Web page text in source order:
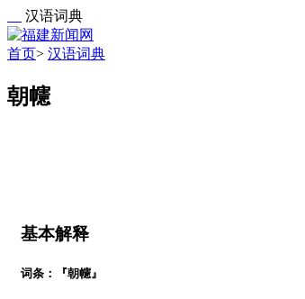
汉语词典
首页> 汉语词典
朝幰
基本解释
词条：『朝幰』